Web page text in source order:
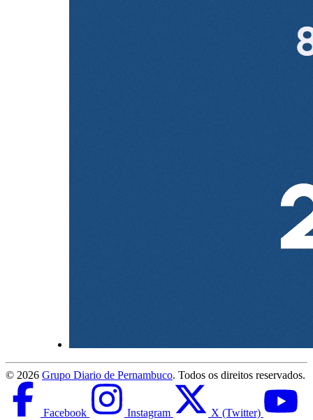
© 2026 Grupo Diario de Pernambuco. Todos os direitos reservados.
Facebook Instagram X (Twitter)